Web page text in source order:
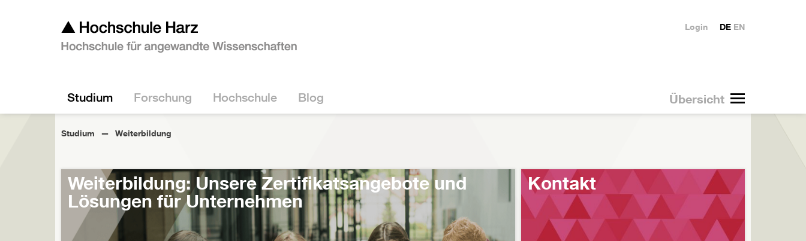
Übersicht
Studium Forschung Hochschule Blog
DE EN
Login
Studium Weiterbildung
Weiterbildung: Unsere Zertifikatsangebote und
Lösungen für Unternehmen
Kontakt